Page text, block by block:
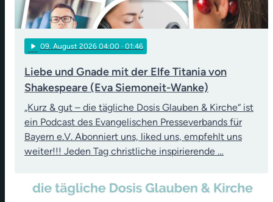
play_arrow 09. August 2026 04:00 · 01:46
Liebe und Gnade mit der Elfe Titania von
Shakespeare (Eva Siemoneit-Wanke)
„Kurz & gut – die tägliche Dosis Glauben & Kirche“ ist
ein Podcast des Evangelischen Presseverbands für
Bayern e.V. Abonniert uns, liked uns, empfehlt uns
weiter!!! Jeden Tag christliche inspirierende …